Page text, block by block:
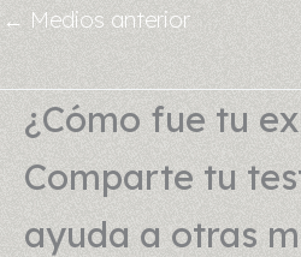
← Medios anterior
¿Cómo fue tu
Comparte tu
ayuda a otras